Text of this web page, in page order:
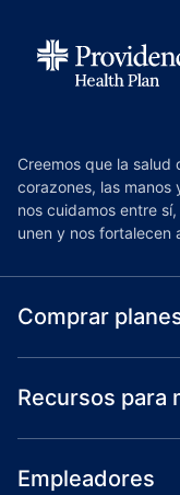
Creemos que la
corazones, las manos
nos cuidamos entre
unen y nos fortalecen
Comprar
Recursos para
Empleadores